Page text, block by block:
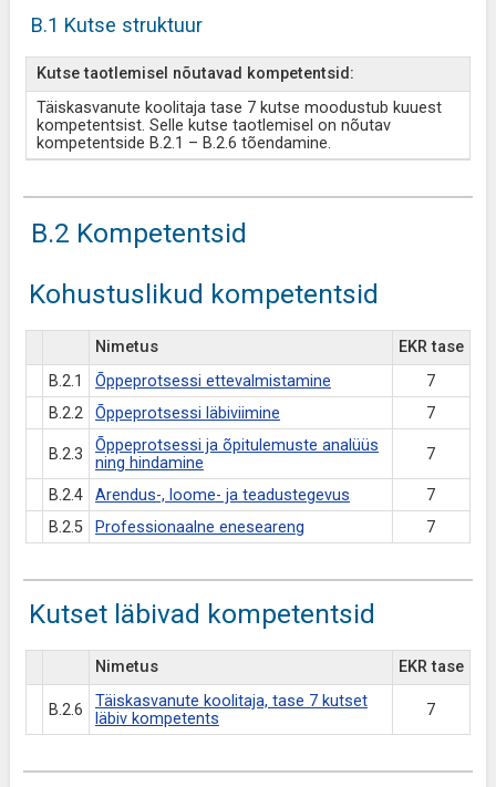
B.1 Kutse struktuur
Kutse taotlemisel nõutavad kompetentsid:
Täiskasvanute koolitaja tase 7 kutse moodustub kuuest
kompetentsist. Selle kutse taotlemisel on nõutav
kompetentside B.2.1 – B.2.6 tõendamine.
B.2 Kompetentsid
Kohustuslikud kompetentsid
Nimetus
EKR tase
B.2.1
Õppeprotsessi ettevalmistamine
7
B.2.2
Õppeprotsessi läbiviimine 7
B.2.3
Õppeprotsessi ja õpitulemuste analüüs
ning hindamine
7
B.2.4 Arendus-, loome- ja teadustegevus
7
B.2.5
Professionaalne eneseareng 7
Kutset läbivad kompetentsid
Nimetus EKR tase
B.2.6
Täiskasvanute koolitaja, tase 7 kutset
läbiv kompetents
7